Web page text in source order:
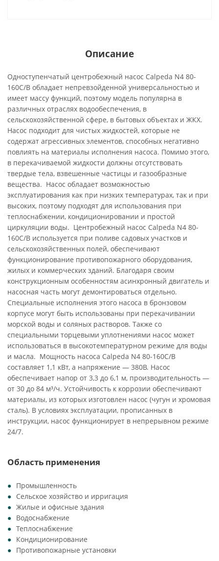
Описание
Одноступенчатый центробежный насос Calpeda N4 80-
160C/B обладает непревзойденной универсальностью и
имеет массу функций, поэтому модель популярна в
различных отраслях водообеспечения, в
сельскохозяйственной сфере, в бытовых объектах и ЖКХ.
Насос подходит для чистых жидкостей, которые не
содержат агрессивных элементов, способных негативно
повлиять на материалы исполнения насоса. Помимо этого,
в перекачиваемой жидкости должны отсутствовать
твердые тела, взвешенные частицы и газообразные
вещества. Насос обладает возможностью
эксплуатирования как при низких температурах, так и при
высоких, поэтому подходят для использования при
теплоснабжении, кондиционировании и простой
циркуляции воды. Центробежный насос Calpeda N4 80-
160C/B используется при поливе садовых участков и
сельскохозяйственных полей, обеспечивают
функционирование противопожарного оборудования,
жилых и коммерческих зданий. Благодаря своим
конструкционным особенностям асинхронный двигатель и
насосная часть могут демонтироваться отдельно.
Специальные исполнения этого насоса в бронзовом
корпусе могут быть использованы при перекачивании
морской воды и соляных растворов. Также со
специальными торцевыми уплотнениями насос может
использоваться в высокотемпературном режиме для воды
и масла. Мощность насоса Calpeda N4 80-160C/B
составляет 1,1 кВт, а напряжение — 380В. Насос
обеспечивает напор от 3,3 до 6,1 м, производительность —
от 30 до 84 м³/ч. Устойчивость к коррозии обеспечивают
материалы, из которых изготовлен насос (чугун и хромовая
сталь). В условиях эксплуатации, прописанных в
инструкции, насос функционирует в непрерывном режиме
24/7.
Область применения
Промышленность
Сельское хозяйство и ирригация
Жилые и офисные здания
Водоснабжение
Теплоснабжение
Кондиционирование
Противопожарные установки